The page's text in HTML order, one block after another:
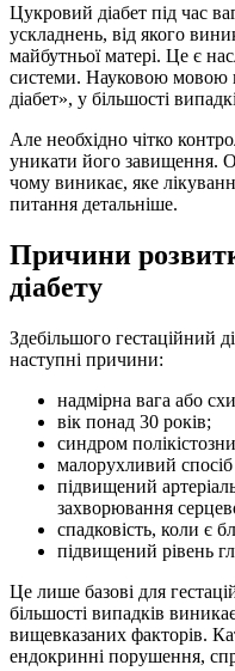
Цукровий діабет під час
ускладнень, від якого
майбутньої матері. Це є
системи. Науковою мовою
діабет», у більшості
Але необхідно чітко
уникати його завищення.
чому виникає, яке
питання детальніше.
Причини
діабету
Здебільшого гестаційний
наступні причини:
надмірна вага або
вік понад 30 років;
синдром
малорухливий
підвищений
захворювання
спадковість, коли є
підвищений рівень
Це лише базові для
більшості випадків
вищевказаних факторів.
ендокринні порушення,